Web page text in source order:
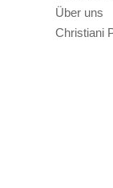
Über uns
Christiani